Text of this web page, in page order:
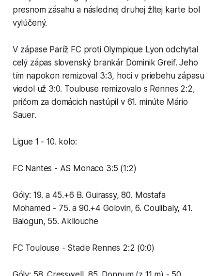
presnom zásahu a následnej druhej žltej karte bol
vylúčený.
V zápase Paríž FC proti Olympique Lyon odchytal
celý zápas slovenský brankár Dominik Greif. Jeho
tím napokon remizoval 3:3, hoci v priebehu zápasu
viedol už 3:0. Toulouse remizovalo s Rennes 2:2,
pričom za domácich nastúpil v 61. minúte Mário
Sauer.
Ligue 1 - 10. kolo:
FC Nantes - AS Monaco 3:5 (1:2)
Góly: 19. a 45.+6 B. Guirassy, 80. Mostafa
Mohamed - 75. a 90.+4 Golovin, 6. Coulibaly, 41.
Balogun, 55. Akliouche
FC Toulouse - Stade Rennes 2:2 (0:0)